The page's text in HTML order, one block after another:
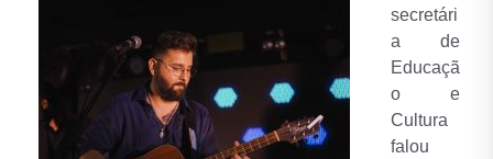
secretári
a de
Educaçã
o e
Cultura
falou